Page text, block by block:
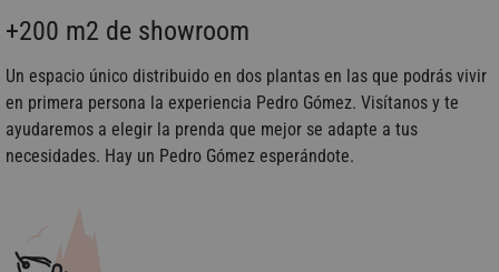
+200 m2 de showroom
Un espacio único distribuido en dos plantas en las que podrás vivir
en primera persona la experiencia Pedro Gómez. Visítanos y te
ayudaremos a elegir la prenda que mejor se adapte a tus
necesidades. Hay un Pedro Gómez esperándote.